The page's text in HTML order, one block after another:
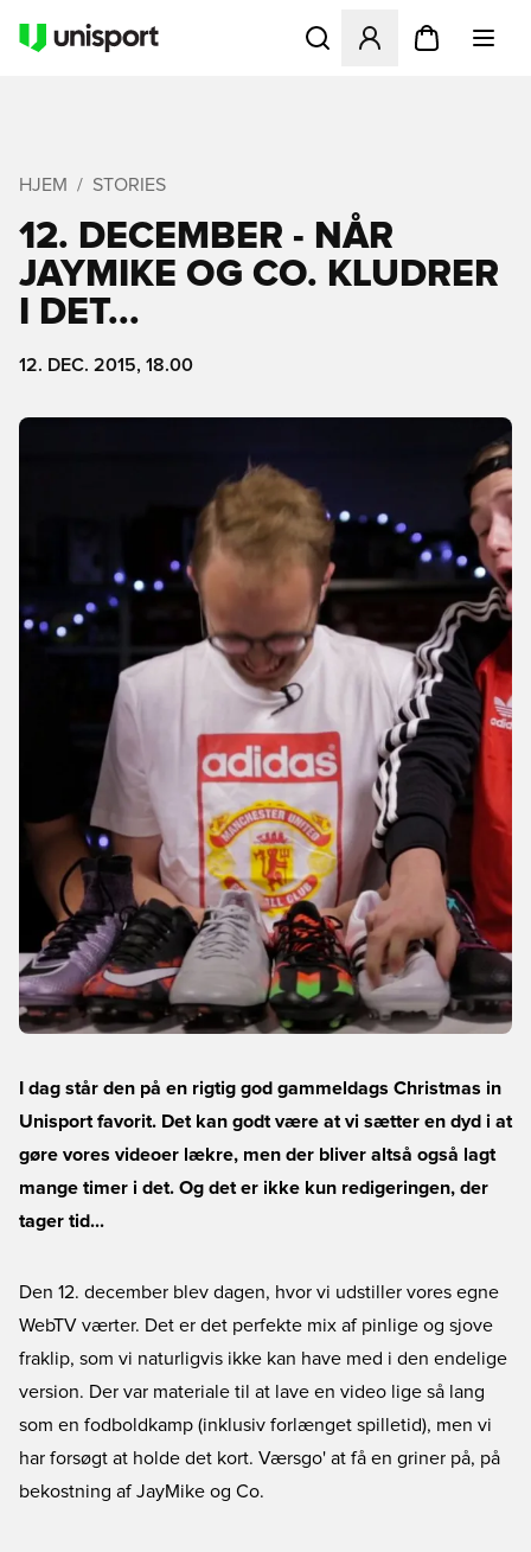
Åbner en Modal til at
HJEM STORIES
12. DECEMBER - NÅR
JAYMIKE OG CO. KLUDRER
I DET...
12. DEC. 2015, 18.00
I dag står den på en rigtig god gammeldags Christmas in
Unisport favorit. Det kan godt være at vi sætter en dyd i at
gøre vores videoer lækre, men der bliver altså også lagt
mange timer i det. Og det er ikke kun redigeringen, der
tager tid...
Den 12. december blev dagen, hvor vi udstiller vores egne
WebTV værter. Det er det perfekte mix af pinlige og sjove
fraklip, som vi naturligvis ikke kan have med i den endelige
version. Der var materiale til at lave en video lige så lang
som en fodboldkamp (inklusiv forlænget spilletid), men vi
har forsøgt at holde det kort. Værsgo' at få en griner på, på
bekostning af JayMike og Co.